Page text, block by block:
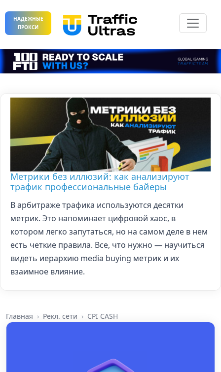
НАДЕЖНЫЕ
ПРОКСИ
Метрики без иллюзий: как анализируют
трафик профессиональные байеры
В арбитраже трафика используются десятки
метрик. Это напоминает цифровой хаос, в
котором легко запутаться, но на самом деле в нем
есть четкие правила. Все, что нужно — научиться
видеть иерархию media buying метрик и их
взаимное влияние.
Главная Рекл. сети CPI CASH